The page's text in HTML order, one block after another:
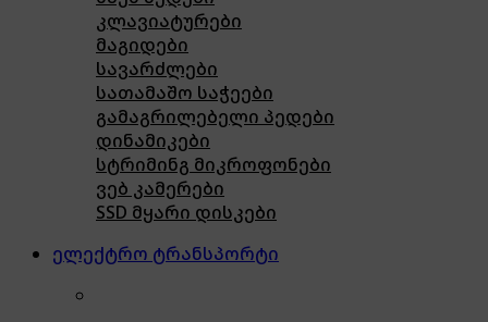
კლავიატურები
მაგიდები
სავარძლები
სათამაშო საჭეები
გამაგრილებელი პედები
დინამიკები
სტრიმინგ მიკროფონები
ვებ კამერები
SSD მყარი დისკები
ელექტრო ტრანსპორტი